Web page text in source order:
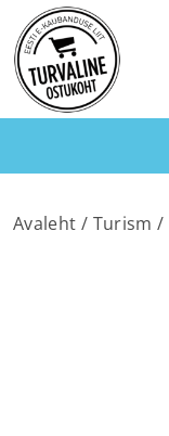
Avaleht / Turism /